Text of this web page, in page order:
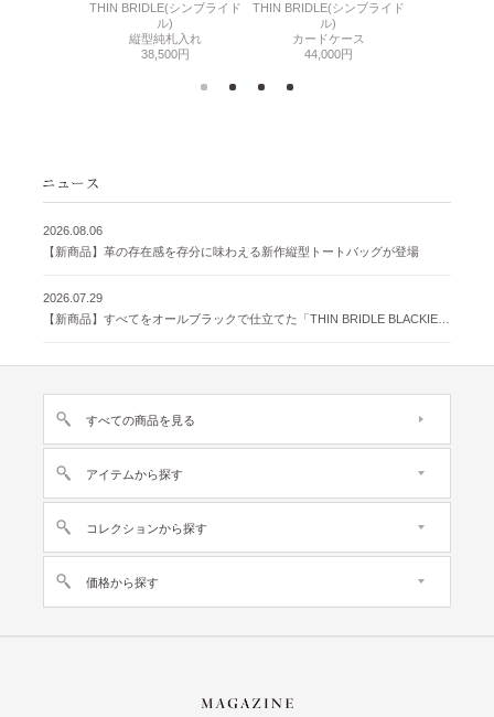
THIN BRIDLE(シンブライド
ル)
縦型純札入れ
38,500円
THIN BRIDLE(シンブライド
ル)
カードケース
44,000円
2026.08.06
【新商品】革の存在感を存分に味わえる新作縦型トートバッグが登場
2026.07.29
すべての商品を見る
アイテムから探す
コレクションから探す
価格から探す